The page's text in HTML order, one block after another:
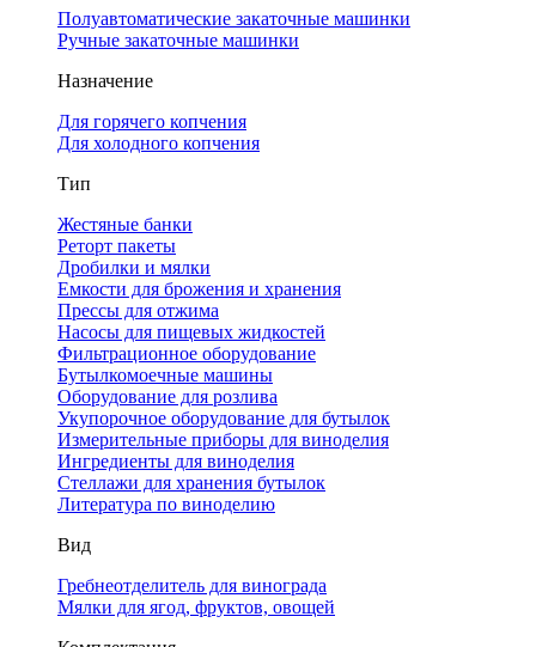
Полуавтоматические закаточные машинки
Ручные закаточные машинки
Назначение
Для горячего копчения
Для холодного копчения
Тип
Жестяные банки
Реторт пакеты
Дробилки и мялки
Емкости для брожения и хранения
Прессы для отжима
Насосы для пищевых жидкостей
Фильтрационное оборудование
Бутылкомоечные машины
Оборудование для розлива
Укупорочное оборудование для бутылок
Измерительные приборы для виноделия
Ингредиенты для виноделия
Стеллажи для хранения бутылок
Литература по виноделию
Вид
Гребнеотделитель для винограда
Мялки для ягод, фруктов, овощей